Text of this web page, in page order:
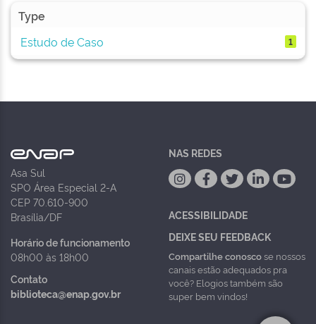
Type
Estudo de Caso
1
Asa Sul
SPO Área Especial 2-A
CEP 70.610-900
Brasília/DF
Horário de funcionamento
08h00 às 18h00
Contato
biblioteca@enap.gov.br
NAS REDES
ACESSIBILIDADE
DEIXE SEU FEEDBACK
Compartilhe conoscose nossos
canais estão adequados pra
você? Elogios também são
super bem vindos!